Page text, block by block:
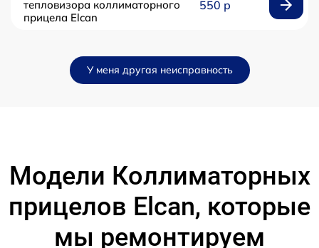
тепловизора коллиматорного
прицела Elcan
550 р
У меня другая неисправность
Модели Коллиматорных
прицелов Elcan, которые
мы ремонтируем